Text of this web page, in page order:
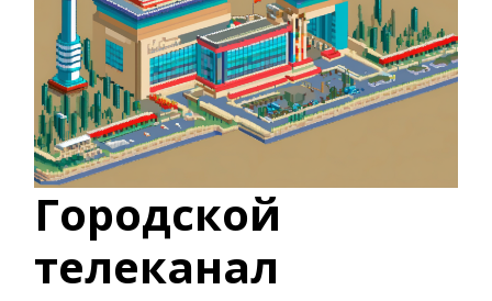
Городской
телеканал